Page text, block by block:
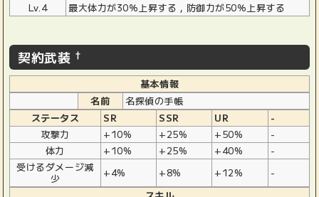
Lv.4
最大体力が30％上昇する，防御力が50％上昇する
契約武装 †
基本情報
名前
名探偵の手帳
ステータス
SR SSR UR
-
攻撃力
+10% +25% +50%
-
体力
+10% +25% +40%
-
受けるダメージ減
少
+4% +8% +12%
-